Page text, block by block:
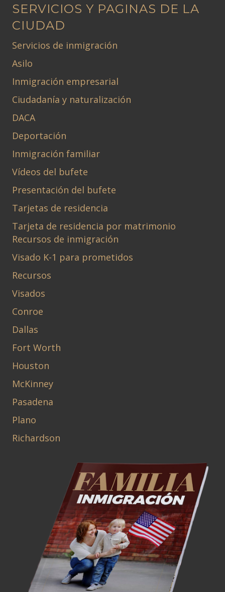
SERVICIOS Y PAGINAS DE LA
CIUDAD
Servicios de inmigración
Asilo
Inmigración empresarial
Ciudadanía y naturalización
DACA
Deportación
Inmigración familiar
Vídeos del bufete
Presentación del bufete
Tarjetas de residencia
Tarjeta de residencia por matrimonio
Recursos de inmigración
Visado K-1 para prometidos
Recursos
Visados
Conroe
Dallas
Fort Worth
Houston
McKinney
Pasadena
Plano
Richardson